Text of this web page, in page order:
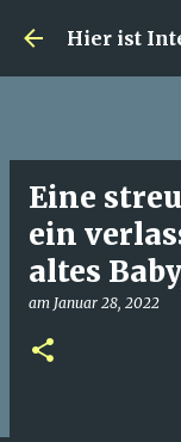
Hier ist
Eine
ein
altes
am Januar 28, 2022